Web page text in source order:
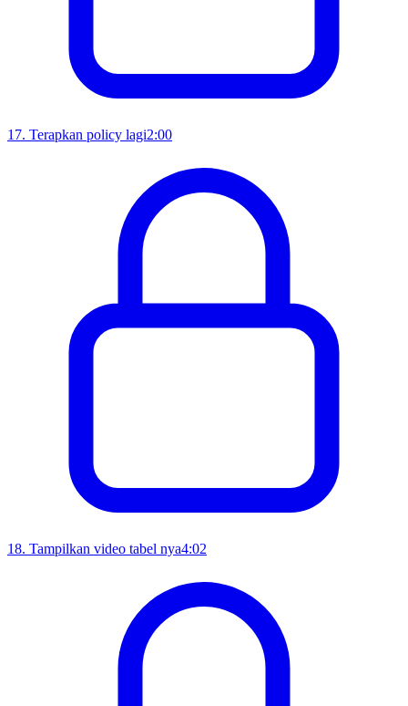
17. Terapkan policy lagi2:00
18. Tampilkan video tabel nya4:02